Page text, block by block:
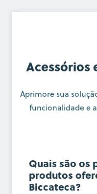
Acessórios
Aprimore sua
funcionalidade e
Quais são os
produtos
Biccateca?